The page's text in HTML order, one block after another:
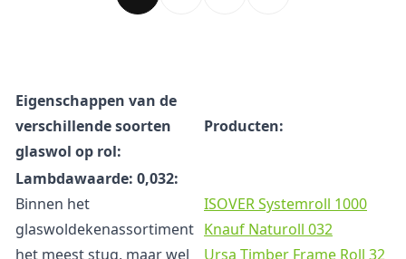
Eigenschappen van de
verschillende soorten
glaswol op rol:
Producten:
Lambdawaarde: 0,032:
Binnen het
glaswoldekenassortiment
het meest stug, maar wel
ISOVER Systemroll 1000
Knauf Naturoll 032
Ursa Timber Frame Roll 32